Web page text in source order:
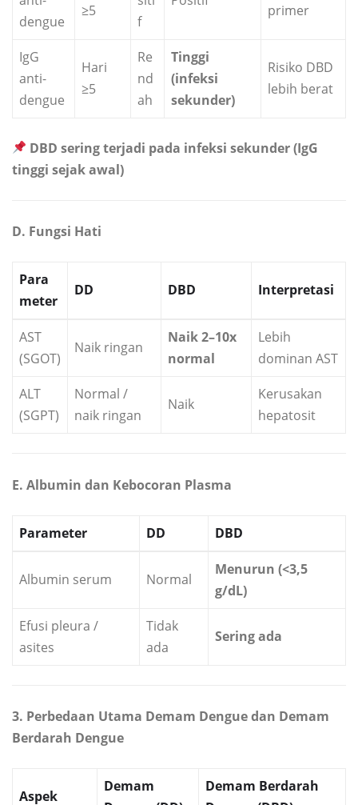
dengue
≥5
f
primer
IgG
anti-
dengue
Hari
≥5
Re
nd
ah
Tinggi
(infeksi
sekunder)
Risiko DBD
lebih berat
DBD sering terjadi pada infeksi sekunder (IgG
tinggi sejak awal)
D. Fungsi Hati
Para
meter
DD DBD Interpretasi
AST
(SGOT)
Naik ringan
Naik 2–10x
normal
Lebih
dominan AST
ALT
(SGPT)
Normal /
naik ringan
Naik
Kerusakan
hepatosit
E. Albumin dan Kebocoran Plasma
Parameter DD DBD
Albumin serum Normal
Menurun (<3,5
g/dL)
Efusi pleura /
asites
Tidak
ada
Sering ada
3. Perbedaan Utama Demam Dengue dan Demam
Berdarah Dengue
Aspek
Demam
Demam Berdarah